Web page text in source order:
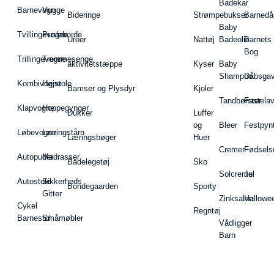
Barnevogn
Tvillingevogne
Trillingevogne
Kombivogne
Klapvogne
Løbevogne
Autopuder
Autostole
Cykel
Barnestol
Vugge
Pusleborde
Tremmesenge
Højstole
Hoppegynger
Læringstårn
Madrasser
Sikkerheds
Gitter
Småmøbler
Bideringe
Uroer
aktivitetstæppe
Bamser og Plysdyr
Dukker
Læringsbøger
Badelegetøj
Bondegaarden
Strømpebukser
Nattøj
Kyser
Kjoler
Luffer
og
Huer
Sko
Sporty
Regntøj
Badekar
Baby
Badeolie
Baby
Shampoo
Tandbørster
Bleer
Cremer
Solcreme
Zinksalve
Vådligger
Barn
Barnets
Bog
Jul